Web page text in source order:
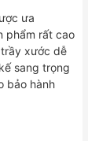
ưa
phẩm rất cao
xước dễ
sang trọng
bảo hành